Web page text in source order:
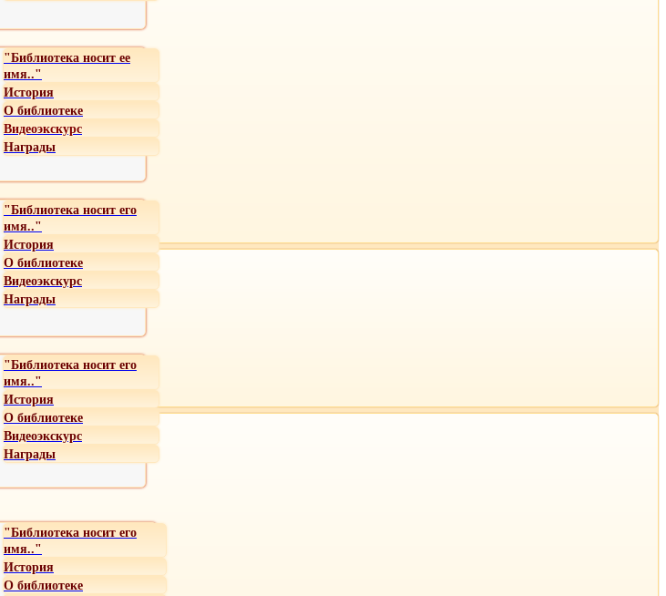
"Библиотека носит ее
имя.."
История
О библиотеке
Видеоэкскурс
Награды
"Библиотека носит его
имя.."
История
О библиотеке
Видеоэкскурс
Награды
"Библиотека носит его
имя.."
История
О библиотеке
Видеоэкскурс
Награды
"Библиотека носит его
имя.."
История
О библиотеке